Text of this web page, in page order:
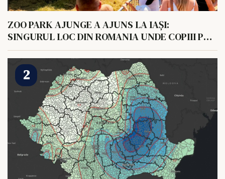
ZOO PARK AJUNGE A AJUNS LA IAȘI:
SINGURUL LOC DIN ROMANIA UNDE COPIII POT
HRANI UN ELEFANT